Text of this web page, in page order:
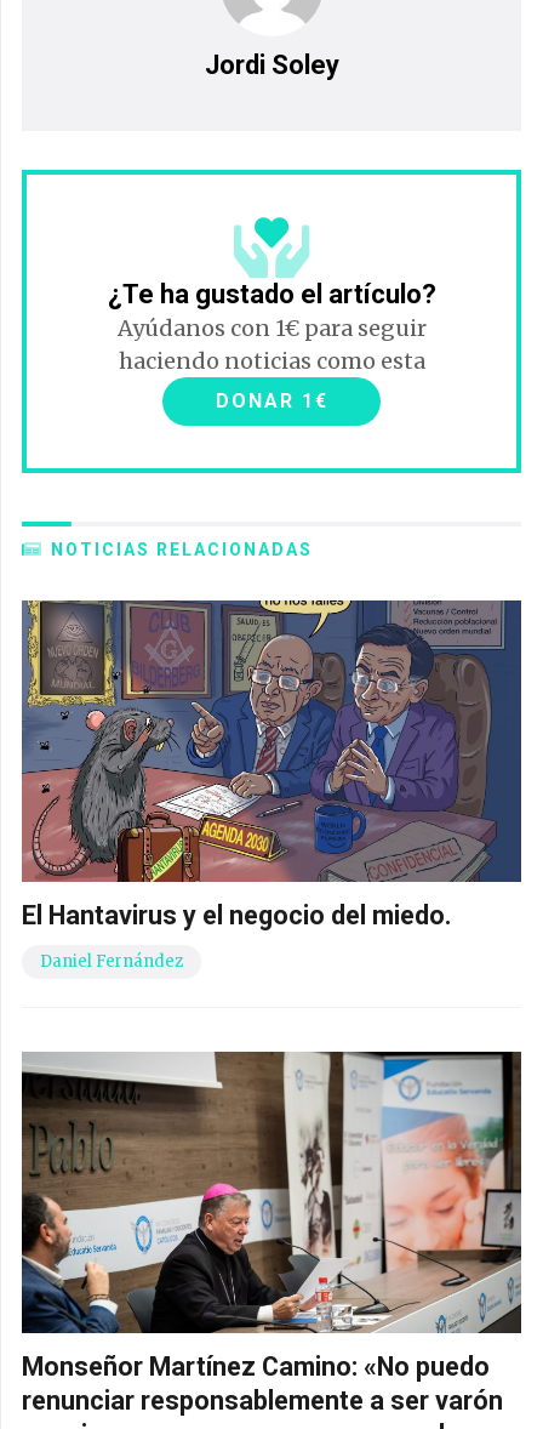
Jordi Soley
¿Te ha gustado el artículo?
Ayúdanos con 1€ para seguir
haciendo noticias como esta
DONAR 1€
NOTICIAS RELACIONADAS
El Hantavirus y el negocio del miedo.
Daniel Fernández
Monseñor Martínez Camino: «No puedo
renunciar responsablemente a ser varón